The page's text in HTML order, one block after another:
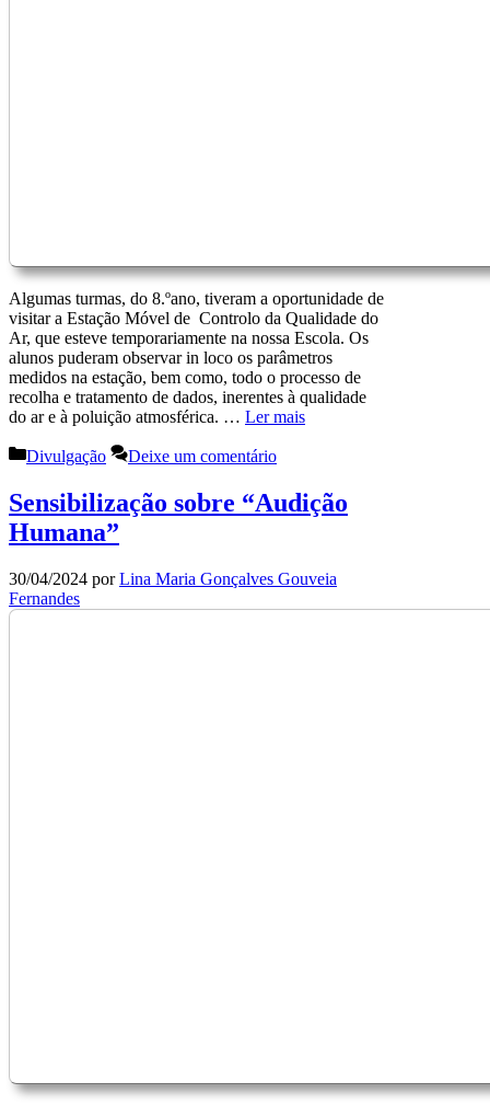
Algumas turmas, do 8.ºano, tiveram a oportunidade de
visitar a Estação Móvel de Controlo da Qualidade do
Ar, que esteve temporariamente na nossa Escola. Os
alunos puderam observar in loco os parâmetros
medidos na estação, bem como, todo o processo de
recolha e tratamento de dados, inerentes à qualidade
do ar e à poluição atmosférica. … Ler mais
Categorias
Divulgação Deixe um comentário
Sensibilização sobre “Audição
Humana”
30/04/2024 porLina Maria Gonçalves Gouveia
Fernandes